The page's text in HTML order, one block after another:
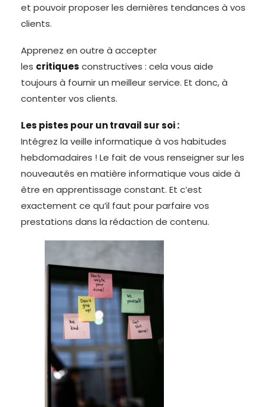
et pouvoir proposer les dernières tendances à vos
clients.
Apprenez en outre à accepter
les critiques constructives : cela vous aide
toujours à fournir un meilleur service. Et donc, à
contenter vos clients.
Les pistes pour un travail sur soi :
Intégrez la veille informatique à vos habitudes
hebdomadaires ! Le fait de vous renseigner sur les
nouveautés en matière informatique vous aide à
être en apprentissage constant. Et c’est
exactement ce qu’il faut pour parfaire vos
prestations dans la rédaction de contenu.